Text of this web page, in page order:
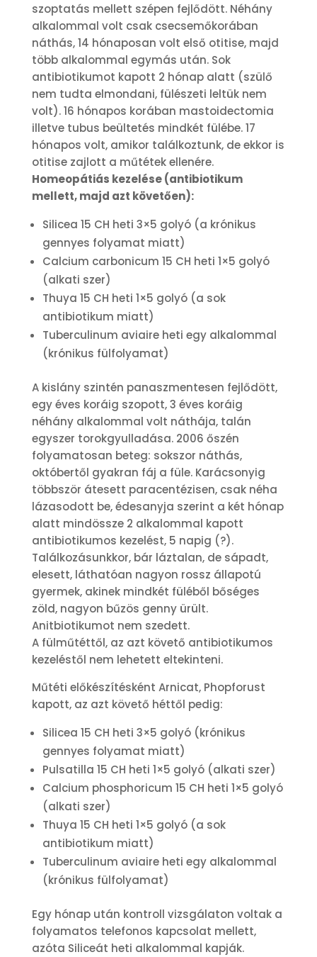
szoptatás mellett szépen fejlődött. Néhány
alkalommal volt csak csecsemőkorában
náthás, 14 hónaposan volt első otitise, majd
több alkalommal egymás után. Sok
antibiotikumot kapott 2 hónap alatt (szülő
nem tudta elmondani, fülészeti leltük nem
volt). 16 hónapos korában mastoidectomia
illetve tubus beültetés mindkét fülébe. 17
hónapos volt, amikor találkoztunk, de ekkor is
otitise zajlott a műtétek ellenére.
Homeopátiás kezelése (antibiotikum
mellett, majd azt követően):
Silicea 15 CH heti 3×5 golyó (a krónikus
gennyes folyamat miatt)
Calcium carbonicum 15 CH heti 1×5 golyó
(alkati szer)
Thuya 15 CH heti 1×5 golyó (a sok
antibiotikum miatt)
Tuberculinum aviaire heti egy alkalommal
(krónikus fülfolyamat)
A kislány szintén panaszmentesen fejlődött,
egy éves koráig szopott, 3 éves koráig
néhány alkalommal volt náthája, talán
egyszer torokgyulladása. 2006 őszén
folyamatosan beteg: sokszor náthás,
októbertől gyakran fáj a füle. Karácsonyig
többször átesett paracentézisen, csak néha
lázasodott be, édesanyja szerint a két hónap
alatt mindössze 2 alkalommal kapott
antibiotikumos kezelést, 5 napig (?).
Találkozásunkkor, bár láztalan, de sápadt,
elesett, láthatóan nagyon rossz állapotú
gyermek, akinek mindkét füléből bőséges
zöld, nagyon bűzös genny ürült.
Anitbiotikumot nem szedett.
A fülműtéttől, az azt követő antibiotikumos
kezeléstől nem lehetett eltekinteni.
Műtéti előkészítésként Arnicat, Phopforust
kapott, az azt követő héttől pedig:
Silicea 15 CH heti 3×5 golyó (krónikus
gennyes folyamat miatt)
Pulsatilla 15 CH heti 1×5 golyó (alkati szer)
Calcium phosphoricum 15 CH heti 1×5 golyó
(alkati szer)
Thuya 15 CH heti 1×5 golyó (a sok
antibiotikum miatt)
Tuberculinum aviaire heti egy alkalommal
(krónikus fülfolyamat)
Egy hónap után kontroll vizsgálaton voltak a
folyamatos telefonos kapcsolat mellett,
azóta Siliceát heti alkalommal kapják.